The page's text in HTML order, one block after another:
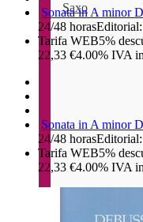
Saxo
Sonata in A minor
24/48 horas
Tarifa WEB5%
22,33 €4.00% IVA
Sonata in A minor
24/48 horas
Tarifa WEB5%
22,33 €4.00% IVA